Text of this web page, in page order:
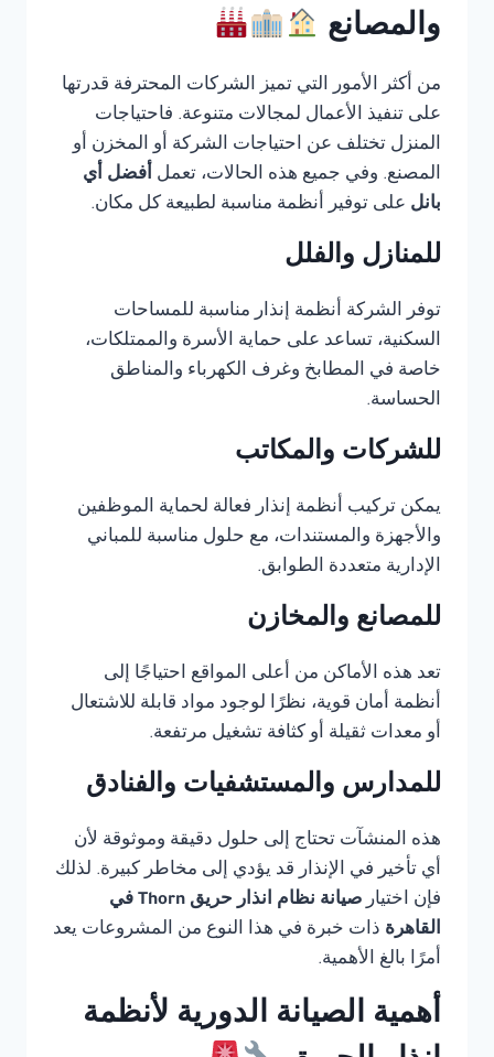
والمصانع
من أكثر الأمور التي تميز الشركات المحترفة قدرتها
على تنفيذ الأعمال لمجالات متنوعة. فاحتياجات
المنزل تختلف عن احتياجات الشركة أو المخزن أو
المصنع. وفي جميع هذه الحالات، تعمل أفضل أي
بانل على توفير أنظمة مناسبة لطبيعة كل مكان.
للمنازل والفلل
توفر الشركة أنظمة إنذار مناسبة للمساحات
السكنية، تساعد على حماية الأسرة والممتلكات،
خاصة في المطابخ وغرف الكهرباء والمناطق
الحساسة.
للشركات والمكاتب
يمكن تركيب أنظمة إنذار فعالة لحماية الموظفين
والأجهزة والمستندات، مع حلول مناسبة للمباني
الإدارية متعددة الطوابق.
للمصانع والمخازن
تعد هذه الأماكن من أعلى المواقع احتياجًا إلى
أنظمة أمان قوية، نظرًا لوجود مواد قابلة للاشتعال
أو معدات ثقيلة أو كثافة تشغيل مرتفعة.
للمدارس والمستشفيات والفنادق
هذه المنشآت تحتاج إلى حلول دقيقة وموثوقة لأن
أي تأخير في الإنذار قد يؤدي إلى مخاطر كبيرة. لذلك
فإن اختيار
صيانة نظام انذار حريق Thorn في
القاهرة ذات خبرة في هذا النوع من المشروعات يعد
أمرًا بالغ الأهمية.
أهمية الصيانة الدورية لأنظمة